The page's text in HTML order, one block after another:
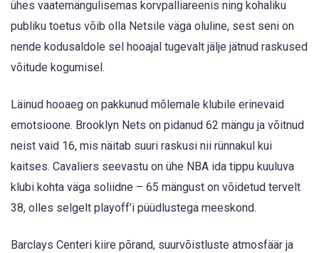
ühes vaatemängulisemas korvpalliareenis ning kohaliku
publiku toetus võib olla Netsile väga oluline, sest seni on
nende kodusaldole sel hooajal tugevalt jälje jätnud raskused
võitude kogumisel.
Läinud hooaeg on pakkunud mõlemale klubile erinevaid
emotsioone. Brooklyn Nets on pidanud 62 mängu ja võitnud
neist vaid 16, mis näitab suuri raskusi nii rünnakul kui
kaitses. Cavaliers seevastu on ühe NBA ida tippu kuuluva
klubi kohta väga soliidne – 65 mängust on võidetud tervelt
38, olles selgelt playoff’i püüdlustega meeskond.
Barclays Centeri kiire põrand, suurvõistluste atmosfäär ja